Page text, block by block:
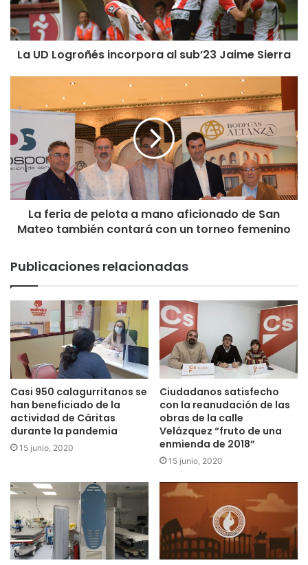
campaña de concienciación a través de la ludoteca
municipal para realizar talleres de lectura con la temática
Del mismo modo, se contactará con los centros educativos
de infantil y primaria para ofrecerles colaboración para
llevar dichos talleres a estos cursos.
De esta manera, el Ayuntamiento de Calahorra actuará
desde las edades más tempranas para prevenir la violencia
sexista y para promover valores que mejoren la
convivencia.
La UD Logroñés incorpora al sub’23 Jaime Sierra
La feria de pelota a mano aficionado de San
Mateo también contará con un torneo femenino
Publicaciones relacionadas
Casi 950 calagurritanos se
han beneficiado de la
actividad de Cáritas
durante la pandemia
15 junio, 2020
Ciudadanos satisfecho
con la reanudación de las
obras de la calle
Velázquez “fruto de una
enmienda de 2018”
15 junio, 2020